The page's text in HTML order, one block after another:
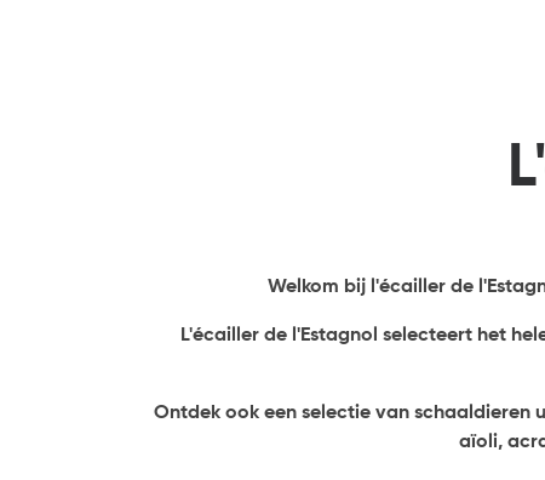
Welkom bij l'écailler de
L'écailler de l'Estagnol selecteert het
Ontdek ook een selectie van schaaldieren
aïoli,